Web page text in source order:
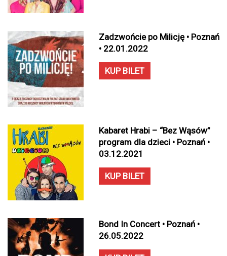
Zadzwońcie po Milicję • Poznań
• 22.01.2022
KUP BILET
Kabaret Hrabi – “Bez Wąsów”
program dla dzieci • Poznań •
03.12.2021
KUP BILET
Bond In Concert • Poznań •
26.05.2022